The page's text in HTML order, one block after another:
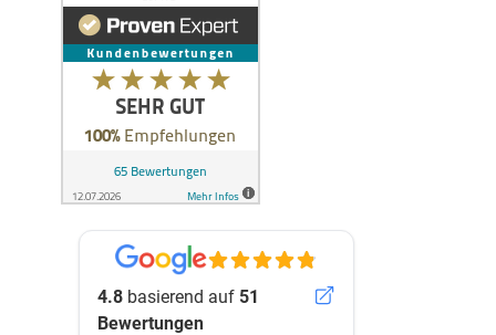
4.8 basierend auf 51
Bewertungen